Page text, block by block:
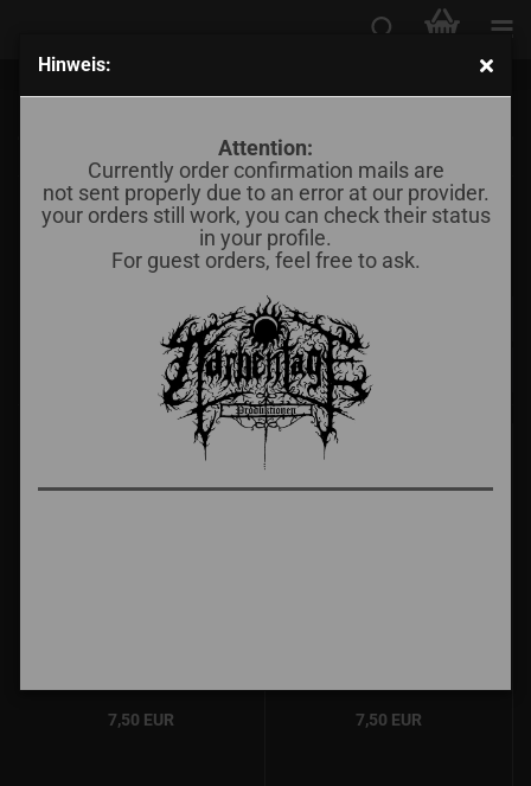
Hinweis:
Attention:
Currently order confirmation mails are
not sent properly due to an error at our provider.
your orders still work, you can check their status
in your profile.
For guest orders, feel free to ask.
Sortieren nach
Sortieren nach Alle Hersteller
3 4 5 6 7
7,50 EUR 7,50 EUR